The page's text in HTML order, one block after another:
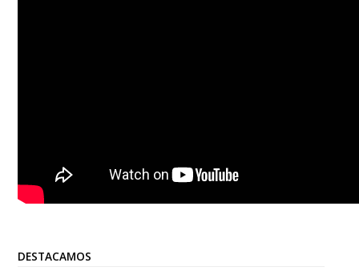
DESTACAMOS